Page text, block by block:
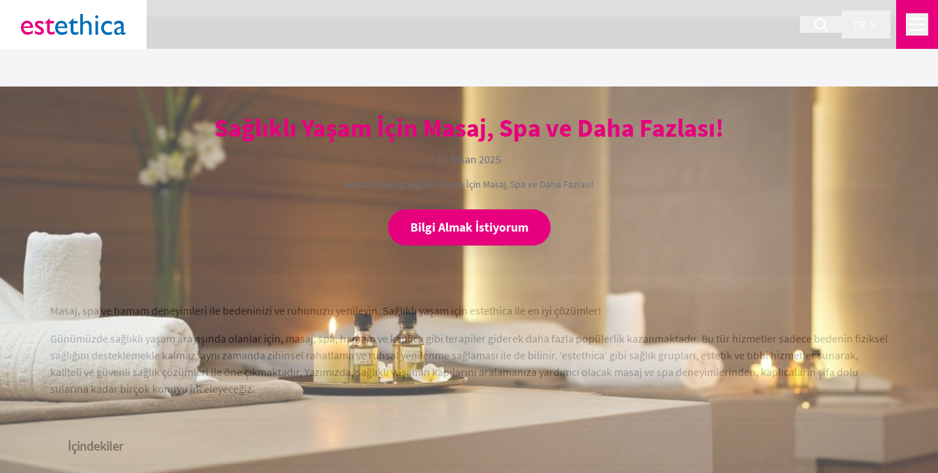
Sağlıklı Yaşam İçin Masaj, Spa ve Daha Fazlası!
17 Nisan 2025
Anasayfa›Blog›Sağlıklı Yaşam İçin Masaj, Spa ve Daha Fazlası!
Bilgi Almak İstiyorum
Masaj, spa ve hamam deneyimleri ile bedeninizi ve ruhunuzu yenileyin. Sağlıklı yaşam için estethica ile en iyi çözümler!
Günümüzde sağlıklı yaşam arayışında olanlar için, masaj, spa, hamam ve kaplıca gibi terapiler giderek daha fazla popülerlik kazanmaktadır. Bu tür hizmetler sadece bedenin fiziksel
sağlığını desteklemekle kalmaz, aynı zamanda zihinsel rahatlama ve ruhsal yenilenme sağlaması ile de bilinir. ‘estethica’ gibi sağlık grupları, estetik ve tıbbi hizmetler sunarak,
kaliteli ve güvenli sağlık çözümleri ile öne çıkmaktadır. Yazımızda, sağlıklı yaşamın kapılarını aralamanıza yardımcı olacak masaj ve spa deneyimlerinden, kaplıcaların şifa dolu
sularına kadar birçok konuyu inceleyeceğiz.
İçindekiler